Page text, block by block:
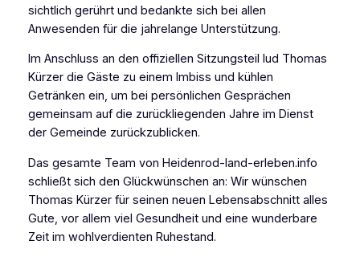
sichtlich gerührt und bedankte sich bei allen
Anwesenden für die jahrelange Unterstützung.
Im Anschluss an den offiziellen Sitzungsteil lud Thomas
Kürzer die Gäste zu einem Imbiss und kühlen
Getränken ein, um bei persönlichen Gesprächen
gemeinsam auf die zurückliegenden Jahre im Dienst
der Gemeinde zurückzublicken.
Das gesamte Team von Heidenrod-land-erleben.info
schließt sich den Glückwünschen an: Wir wünschen
Thomas Kürzer für seinen neuen Lebensabschnitt alles
Gute, vor allem viel Gesundheit und eine wunderbare
Zeit im wohlverdienten Ruhestand.